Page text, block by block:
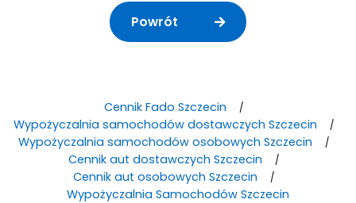
Powrót
Cennik Fado Szczecin
Wypożyczalnia samochodów dostawczych Szczecin
Wypożyczalnia samochodów osobowych Szczecin
Cennik aut dostawczych Szczecin
Cennik aut osobowych Szczecin
Wypożyczalnia Samochodów Szczecin